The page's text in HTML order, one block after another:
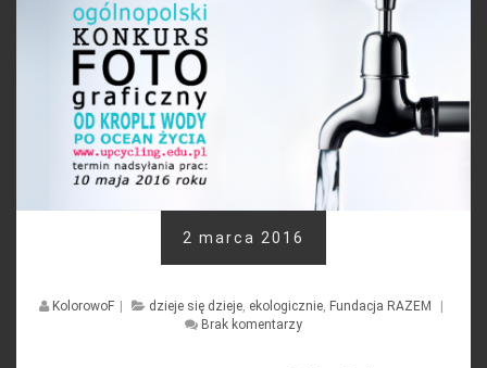
2 marca 2016
KolorowoF dzieje się dzieje, ekologicznie, Fundacja RAZEM
Brak komentarzy